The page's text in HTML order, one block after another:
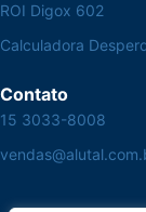
ROI Digox 602
Calculadora
Contato
15 3033-8008